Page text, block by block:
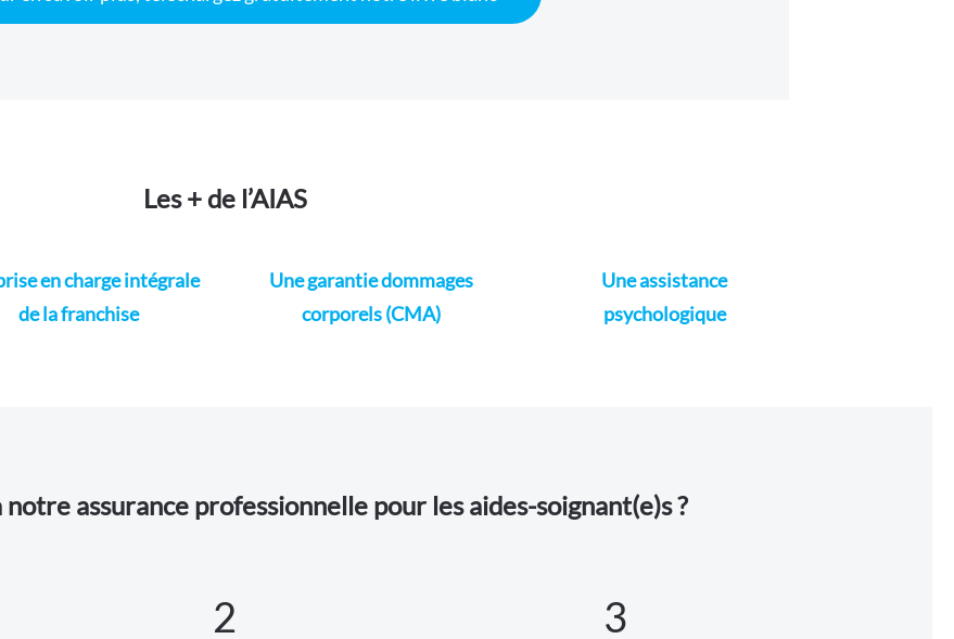
Les + de l’AIAS
en charge intégrale
de la franchise
Une garantie dommages
corporels (CMA)
Une assistance
psychologique
assurance professionnelle pour les aides-soignant(e)s ?
2 3